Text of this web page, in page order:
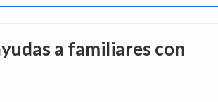
a familiares con